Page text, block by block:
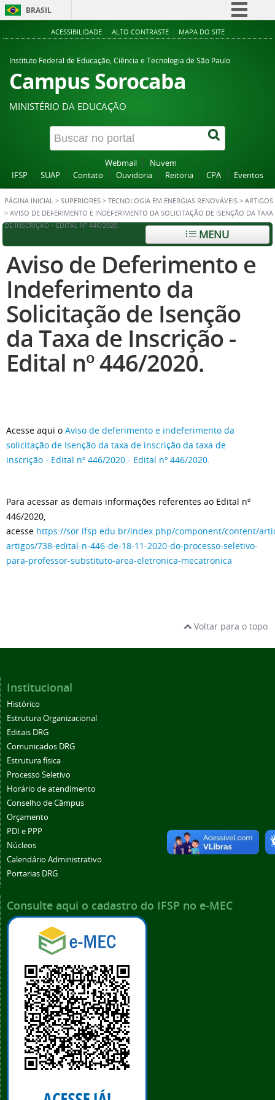
BRASIL
Simplifique!
Acesso à informação
Canais
ACESSIBILIDADE ALTO CONTRASTE MAPA DO SITE
Instituto Federal de Educação, Ciência e Tecnologia de São Paulo
Campus Sorocaba
MINISTÉRIO DA EDUCAÇÃO
Webmail
Nuvem
IFSP
SUAP Contato Ouvidoria Reitoria CPA Eventos
PÁGINA INICIAL > SUPERIORES > TECNOLOGIA EM ENERGIAS RENOVÁVEIS > ARTIGOS
> AVISO DE DEFERIMENTO E INDEFERIMENTO DA SOLICITAÇÃO DE ISENÇÃO DA TAXA
DE INSCRIÇÃO - EDITAL Nº 446/2020.
MENU
Aviso de Deferimento e
Indeferimento da
Solicitação de Isenção
da Taxa de Inscrição -
Edital nº 446/2020.
Acesse aqui o Aviso de deferimento e indeferimento da
solicitação de Isenção da taxa de inscrição da taxa de
inscrição - Edital nº 446/2020.- Edital nº 446/2020.
Para acessar as demais informações referentes ao Edital nº
446/2020,
acesse https://sor.ifsp.edu.br/index.php/component/content/
artigos/738-edital-n-446-de-18-11-2020-do-processo-seletivo-
para-professor-substituto-area-eletronica-mecatronica
Voltar para o topo
Institucional
Histórico
Estrutura Organizacional
Editais DRG
Comunicados DRG
Estrutura física
Processo Seletivo
Horário de atendimento
Conselho de Câmpus
Orçamento
PDI e PPP
Núcleos
Calendário Administrativo
Portarias DRG
Consulte aqui o cadastro do IFSP no e-MEC